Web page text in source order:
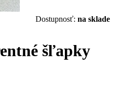
Dostupnosť: na sklade
šľapky